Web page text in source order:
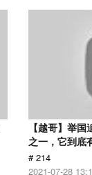
【越哥】举
之一，它到底
# 214
2021-07-28